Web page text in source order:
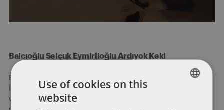
Balcıoğlu Selçuk Eymirlioğlu Ardıyok Keki
Balcıoğlu Selçuk Eymirlioğlu Ardıyok Keki (“BASEAK”)
İstanbul’da kurulmuş, hukukun tüm alanlarında hizmet
vermekte olan bir hukuk bürosudur. 2007’den beri
Use of cookies on this
website